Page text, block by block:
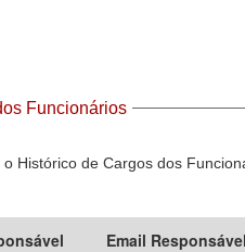
Funcionários
Histórico de Cargos dos
Email